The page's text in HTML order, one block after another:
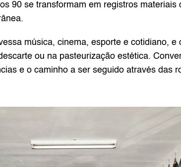
90 se transformam em registros materiais
música, cinema, esporte e cotidiano,
ou na pasteurização estética.
e o caminho a ser seguido através das